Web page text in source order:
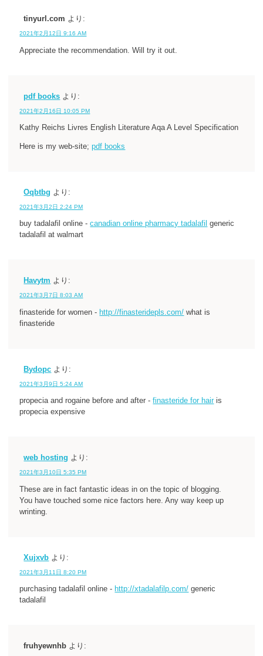
tinyurl.com より:
2021年2月12日 9:16 AM
Appreciate the recommendation. Will try it out.
pdf books より:
2021年2月16日 10:05 PM
Kathy Reichs Livres English Literature Aqa A Level Specification
Here is my web-site;pdf books
Oqbtbg より:
2021年3月2日 2:24 PM
buy tadalafil online -canadian online pharmacy tadalafil generic
tadalafil at walmart
Havytm より:
2021年3月7日 8:03 AM
finasteride for women - http://finasteridepls.com/ what is
finasteride
Bydopc より:
2021年3月9日 5:24 AM
propecia and rogaine before and after -finasteride for hairis
propecia expensive
web hosting より:
2021年3月10日 5:35 PM
These are in fact fantastic ideas in on the topic of blogging.
You have touched some nice factors here. Any way keep up
wrinting.
Xujxvb より:
2021年3月11日 8:20 PM
purchasing tadalafil online - http://xtadalafilp.com/ generic
tadalafil
fruhyewnhb より: